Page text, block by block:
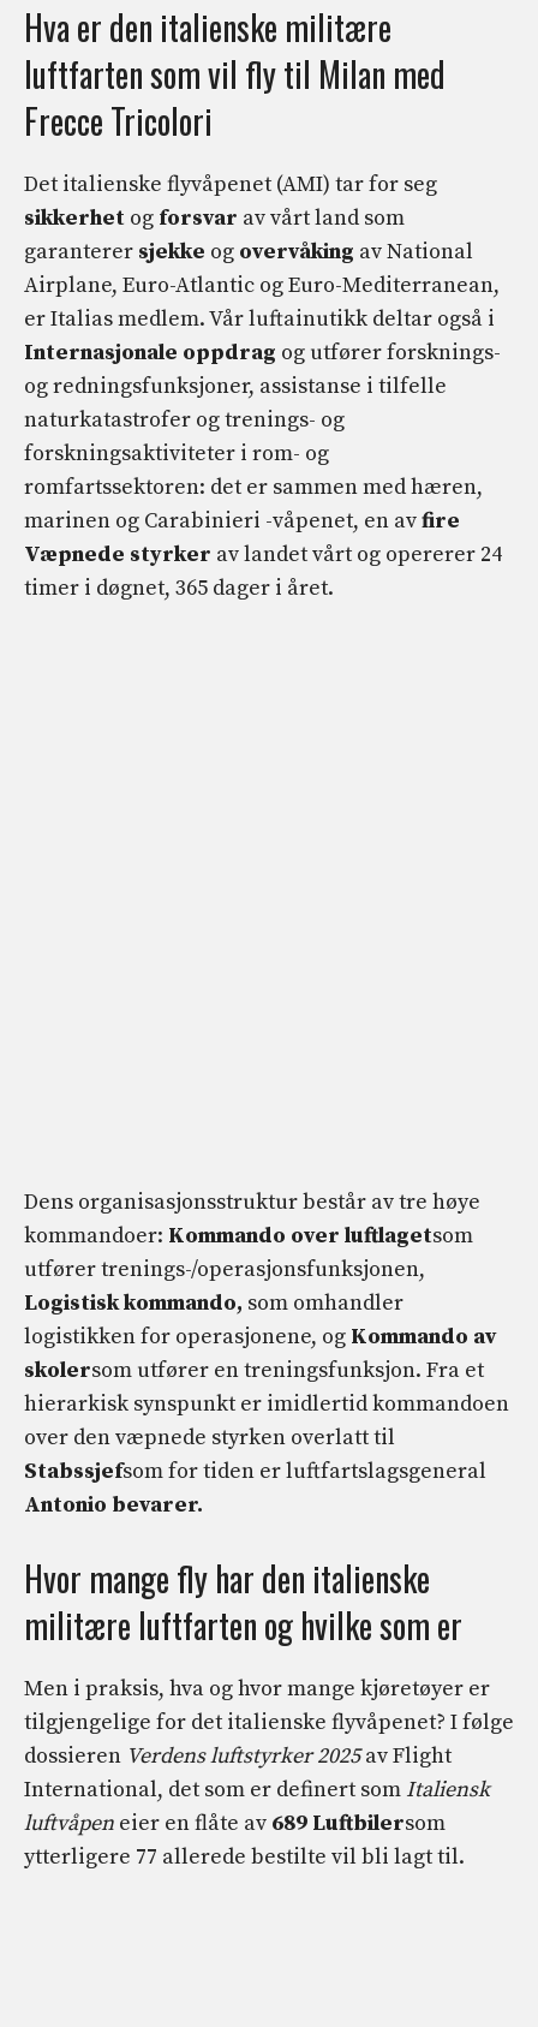
Hva er den italienske militære
luftfarten som vil fly til Milan med
Frecce Tricolori
Det italienske flyvåpenet (AMI) tar for seg
sikkerhet og forsvar av vårt land som
garanterer sjekke og overvåking av National
Airplane, Euro-Atlantic og Euro-Mediterranean,
er Italias medlem. Vår luftainutikk deltar også i
Internasjonale oppdrag og utfører forsknings-
og redningsfunksjoner, assistanse i tilfelle
naturkatastrofer og trenings- og
forskningsaktiviteter i rom- og
romfartssektoren: det er sammen med hæren,
marinen og Carabinieri -våpenet, en avfire
Væpnede styrker av landet vårt og opererer 24
timer i døgnet, 365 dager i året.
Dens organisasjonsstruktur består av tre høye
kommandoer: Kommando over luftlagetsom
utfører trenings-/operasjonsfunksjonen,
Logistisk kommando, som omhandler
logistikken for operasjonene, og Kommando av
skolersom utfører en treningsfunksjon. Fra et
hierarkisk synspunkt er imidlertid kommandoen
over den væpnede styrken overlatt til
Stabssjefsom for tiden er luftfartslagsgeneral
Antonio bevarer.
Hvor mange fly har den italienske
militære luftfarten og hvilke som er
Men i praksis, hva og hvor mange kjøretøyer er
tilgjengelige for det italienske flyvåpenet? I følge
dossieren Verdens luftstyrker 2025av Flight
International, det som er definert som Italiensk
luftvåpen eier en flåte av 689 Luftbilersom
ytterligere 77 allerede bestilte vil bli lagt til.